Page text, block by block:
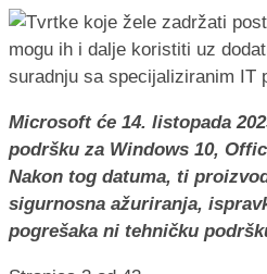
Microsoft će 14. listopada
podršku za Windows 10,
Nakon tog datuma, ti
sigurnosna ažuriranja,
pogrešaka ni tehničku